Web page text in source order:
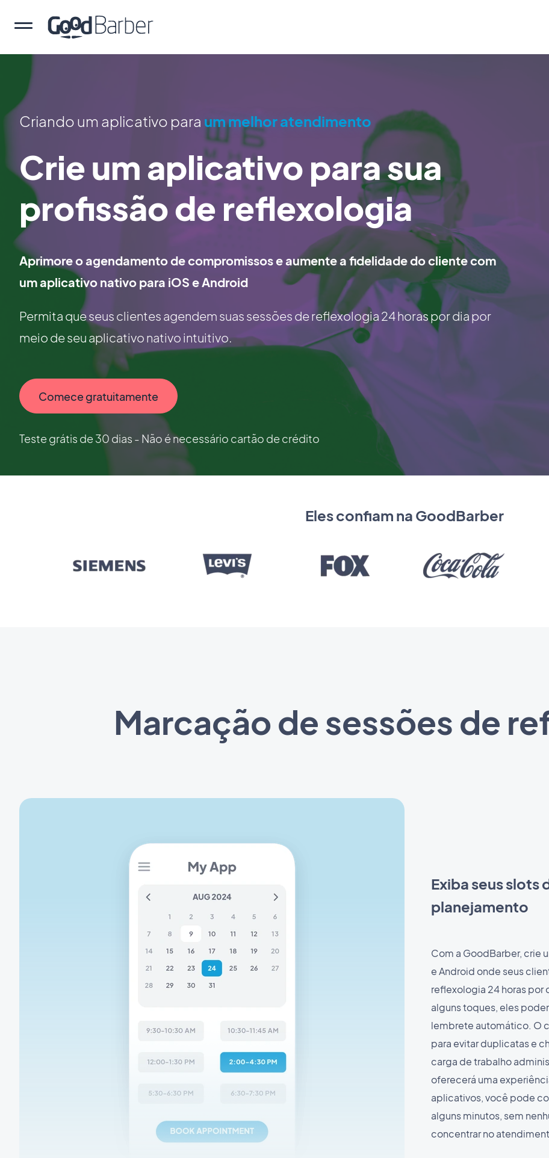
Criando um aplicativo para um melhor atendimento
Crie um aplicativo para sua
profissão de reflexologia
Aprimore o agendamento de compromissos e aumente a fidelidade do cliente com
um aplicativo nativo para iOS e Android
Permita que seus clientes agendem suas sessões de reflexologia 24 horas por dia por
meio de seu aplicativo nativo intuitivo.
Comece gratuitamente
Teste grátis de 30 dias - Não é necessário cartão de crédito
Eles confiam na GoodBarber
Marcação de sessões de
Exiba seus slots
planejamento
Com a GoodBarber, crie
e Android onde seus
reflexologia 24 horas por
alguns toques, eles
lembrete automático. O
para evitar duplicatas e
carga de trabalho
oferecerá uma
aplicativos, você pode
alguns minutos, sem
concentrar no